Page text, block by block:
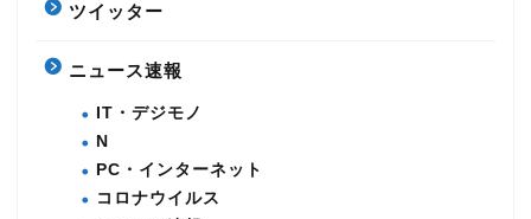
ツイッター
ニュース速報
IT・デジモノ
N
PC・インターネット
コロナウイルス